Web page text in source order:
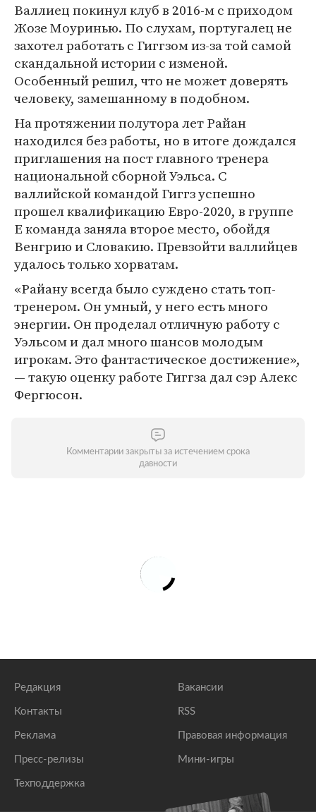
Валлиец покинул клуб в 2016-м с приходом
Жозе Моуринью. По слухам, португалец не
захотел работать с Гиггзом из-за той самой
скандальной истории с изменой.
Особенный решил, что не может доверять
человеку, замешанному в подобном.
На протяжении полутора лет Райан
находился без работы, но в итоге дождался
приглашения на пост главного тренера
национальной сборной Уэльса. С
валлийской командой Гиггз успешно
прошел квалификацию Евро-2020, в группе
Е команда заняла второе место, обойдя
Венгрию и Словакию. Превзойти валлийцев
удалось только хорватам.
«Райану всегда было суждено стать топ-
тренером. Он умный, у него есть много
энергии. Он проделал отличную работу с
Уэльсом и дал много шансов молодым
игрокам. Это фантастическое достижение»,
— такую оценку работе Гиггза дал сэр Алекс
Фергюсон.
Комментарии закрыты за истечением срока
давности
Редакция
Контакты
Реклама
Пресс-релизы
Техподдержка
Вакансии
RSS
Правовая информация
Мини-игры